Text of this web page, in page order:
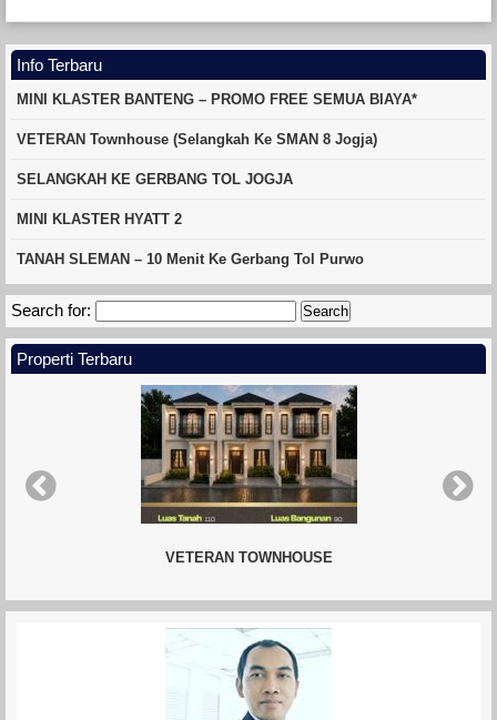
Info Terbaru
MINI KLASTER BANTENG – PROMO FREE SEMUA BIAYA*
VETERAN Townhouse (Selangkah Ke SMAN 8 Jogja)
SELANGKAH KE GERBANG TOL JOGJA
MINI KLASTER HYATT 2
TANAH SLEMAN – 10 Menit Ke Gerbang Tol Purwo
Search for:
Properti Terbaru
VETERAN TOWNHOUSE